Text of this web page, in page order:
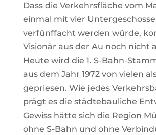
Dass die Verkehrsfläche vom
einmal mit vier
verfünffacht werden würde,
Visionär aus der Au noch nicht
Heute wird die 1. S-Bahn-
aus dem Jahr 1972 von vielen
gepriesen. Wie jedes
prägt es die städtebauliche
Gewiss hätte sich die Region
ohne S-Bahn und ohne